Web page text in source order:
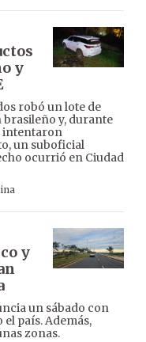
y
robó un lote de
y, durante
intentaron
un suboficial
ocurrió en Ciudad
y
un sábado con
país. Además,
zonas.